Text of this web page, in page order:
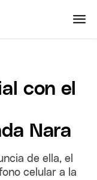
con el
Nara
de ella, el
celular a la